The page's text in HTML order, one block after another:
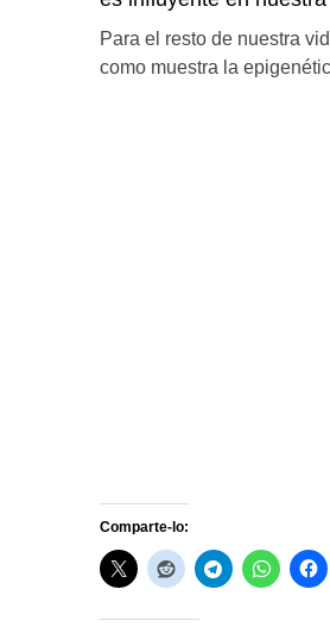
Para el resto de nuestra
como muestra la
Comparte-lo: